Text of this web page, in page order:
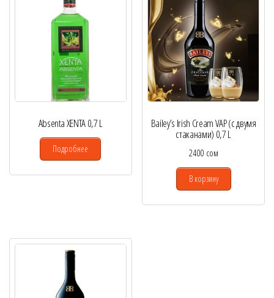
Absenta XENTA 0,7 L
Подробнее
Bailey’s Irish Cream VAP (с двумя
стаканами) 0,7 L
2400 сом
В корзину